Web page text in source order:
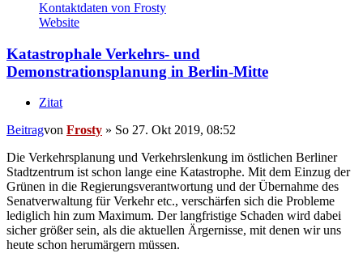
Kontaktdaten von Frosty
Website
Katastrophale Verkehrs- und
Demonstrationsplanung in Berlin-Mitte
Zitat
Beitragvon Frosty » So 27. Okt 2019, 08:52
Die Verkehrsplanung und Verkehrslenkung im östlichen Berliner
Stadtzentrum ist schon lange eine Katastrophe. Mit dem Einzug der
Grünen in die Regierungsverantwortung und der Übernahme des
Senatverwaltung für Verkehr etc., verschärfen sich die Probleme
lediglich hin zum Maximum. Der langfristige Schaden wird dabei
sicher größer sein, als die aktuellen Ärgernisse, mit denen wir uns
heute schon herumärgern müssen.